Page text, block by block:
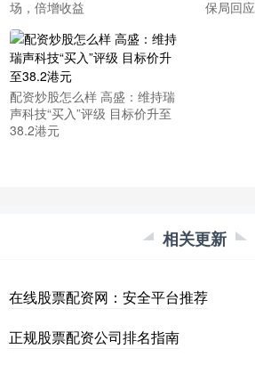
场，倍增收益
保局回应
配资炒股怎么样 高盛：维持瑞
声科技“买入”评级 目标价升至
38.2港元
相关更新
在线股票配资网：安全平台推荐
正规股票配资公司排名指南